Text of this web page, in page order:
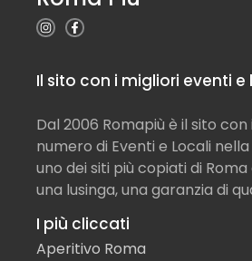
Il sito con i migliori eventi e
Dal 2006 Romapiù è il sito
numero di Eventi e Locali
uno dei siti più copiati di
una lusinga, una garanzia di
I più cliccati
Aperitivo Roma